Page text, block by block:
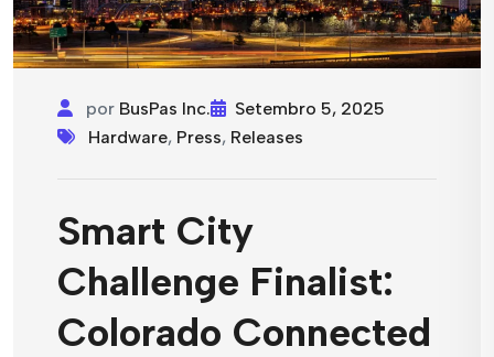
por BusPas Inc.
Setembro 5, 2025
Hardware, Press, Releases
Smart City
Challenge Finalist:
Colorado Connected